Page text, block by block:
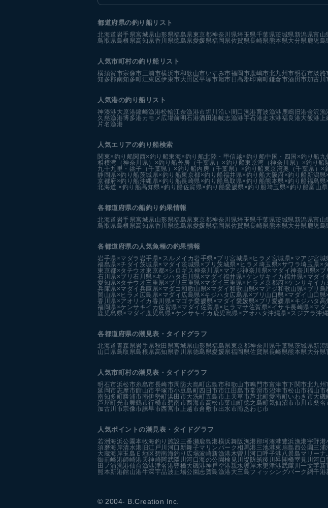
都道府県の釣り船リスト
北海道岩手県宮城県山形県福島県東京都神奈川県埼玉県千葉県茨城県新潟県富山
鳥取県島根県高知県香川県徳島県愛媛県福岡県佐賀県長崎県熊本県大分県鹿児島
人気市町村の釣り船リスト
横須賀市宗像市三浦市横浜市和歌山市いすみ市福岡市鹿嶋市北九州市明石市淡路
知多郡南知多町江東区伊東市大田区平塚市旭市 日高郡印南町鎌倉市酒田市加古川
人気港の釣り船リスト
神湊港 大原港鐘崎漁港松輪江奈漁港市堀川沿い 間口漁港育波漁港 鹿嶋旧港金沢漁
久慈漁港博多港カモメ広場前明石港酒田港岐志漁港手石港走水港福良港大飯港
片名漁港
人気エリアの釣り船検索
関東×釣り船関西×釣り船東海×釣り船北陸・甲信越×釣り船中国・四国×釣り船 九
相模湾（神奈川県）×釣り船外房（千葉県）×釣り船東京湾（神奈川県）×釣り船
九十九里・銚子（千葉県）×釣り船内房（千葉県）×釣り船 東京湾奥（千葉県）×
静岡県×釣り船茨城県×釣り船東京都×釣り船福井県×釣り船大阪府×釣り船 新潟県
京都府×釣り船沖縄県×釣り船長崎県×釣り船鳥取県×釣り船熊本県×釣り船福島県
北海道 ×釣り船高知県×釣り船佐賀県×釣り船愛媛県×釣り船埼玉県×釣り船富山
各都道府県の船釣り釣果情報
北海道岩手県宮城県山形県福島県東京都神奈川県埼玉県千葉県茨城県新潟県富山
鳥取県島根県高知県香川県徳島県愛媛県福岡県佐賀県長崎県熊本県大分県鹿児島
各都道府県の人気魚種の釣果情報
岩手県×マダラ 岩手県×スルメイカ岩手県×ブリ 宮城県×ヒラメ 宮城県×マアジ宮城
福島県×チダイ 茨城県×マダイ茨城県×ブリ 茨城県×ヒラメ 埼玉県×サワラ埼玉県×
東京都×タチウオ東京都×シロギス神奈川県×マアジ神奈川県×マダイ神奈川県×ブ
石川県×ブリ 石川県×キジハタ石川県×マダイ 福井県×ケンサキイカ 福井県×マダイ
愛知県×タチウオ三重県×ブリ 三重県×マダイ 三重県×ヒラメ京都府×ケンサキイカ
兵庫県×マダイ 兵庫県×マダコ和歌山県×マダイ和歌山県×マアジ和歌山県×ブリ 鳥
岡山県×ヒラメ 広島県×マダイ 広島県×キジハタ 広島県×ブリ 山口県×マダイ 山口県
香川県×アオリイカ 香川県×マゴチ愛媛県×マダイ 愛媛県×ブリ 愛媛県×キジハタ 高
福岡県×ケンサキイカ佐賀県×マダイ 佐賀県×ヒラマサ佐賀県×イサキ長崎県×マダ
鹿児島県×マダイ 鹿児島県×ケンサキイカ 鹿児島県×アオハタ沖縄県×スジアラ沖
各都道府県の潮見表 ・タイドグラフ
北海道青森県岩手県秋田県宮城県山形県福島県東京都神奈川県千葉県茨城県新潟
山口県鳥取県島根県高知県香川県徳島県愛媛県福岡県佐賀県長崎県熊本県大分県
人気市町村の潮見表・タイドグラフ
明石市浜松市糸島市長崎市周防大島町広島市和歌山市鳴門市富津市下関市北九州
延岡市志摩市館山市平塚市小豆島町四日市市江田島市常滑市沼津市松山市福山市
南知多町勝浦市南伊勢町浜田市大洗町五島市 上天草市芦北町愛南町いわき市大磯
芦屋町光市舞鶴市行橋市碧南市西海市高松市葉山町徳之島町気仙沼市市川市桑名
加古川市宗像市諫早市西宮市 上越市倉敷市出水市南あわじ市
人気ポイントの潮見表・タイドグラフ
若洲海浜公園本牧海釣り施設 三番瀬鹿島港横浜舞阪漁港 那珂湊港 豊浜漁港宇野港
須磨海岸清水港 旧江戸川河口 新舞子マリンパーク相馬港 三池港東扇島西公園 三浦
大蔵海岸玉島Ｅ地区 碧南海釣り広場波崎新漁港木曽川河口 呼子港 八景島マリーナ
御前崎港師崎港 天神崎 阿武隈川河口海の公園検見川堤防筑後川昇開橋室見川河口
田ノ浦漁港仙台漁港津名港豊橋大磯港神戸空港親水護岸木更津港武庫川一文字 新
熊本新港館山港牛深宇品波止場公園志賀島漁港 大三島フィッシングパーク 網干港
© 2004- B.Creation Inc.